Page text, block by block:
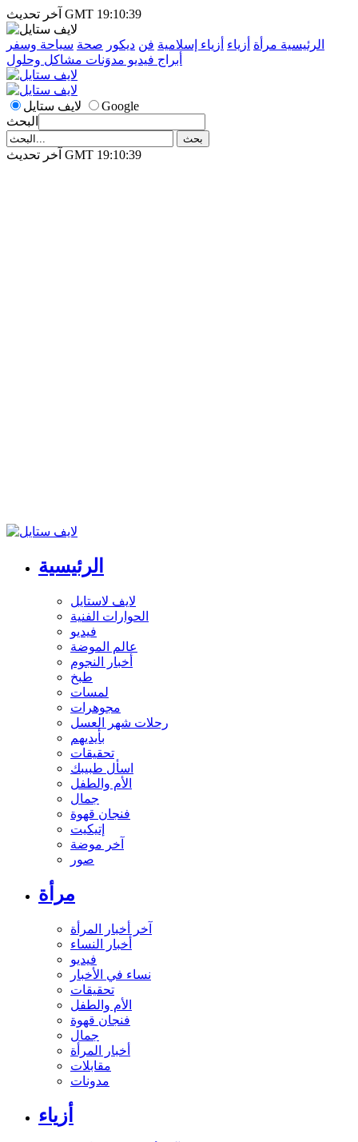
آخر تحديث GMT 19:10:39
الرئيسية مرأة أزياء أزياء إسلامية فن ديكور صحة سياحة وسفر
أبراج فيديو مدوَنات مشاكل وحلول
لايف ستايل
Google
البحث
آخر تحديث GMT 19:10:39
الرئيسية
لايف لاستايل
الحوارات الفنية
فيديو
عالم الموضة
أخبار النجوم
طبخ
لمسات
مجوهرات
رحلات شهر العسل
بأيديهم
تحقيقات
اسأل طبيبك
الأم والطفل
جمال
فنجان قهوة
إتيكيت
آخر موضة
صور
مرأة
آخر أخبار المرأة
أخبار النساء
فيديو
نساء في الأخبار
تحقيقات
الأم والطفل
فنجان قهوة
جمال
أخبار المرأة
مقابلات
مدونات
أزياء